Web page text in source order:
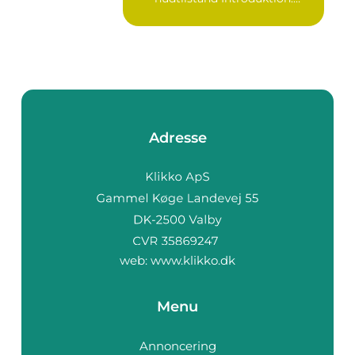
Adresse
web: www.klikko.dk
Menu
Annoncering